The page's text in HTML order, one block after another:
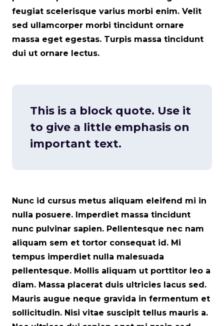
feugiat scelerisque varius morbi enim. Velit
sed ullamcorper morbi tincidunt ornare
massa eget egestas. Turpis massa tincidunt
dui ut ornare lectus.
This is a block quote. Use it
to give a little emphasis on
important text.
Nunc id cursus metus aliquam eleifend mi in
nulla posuere. Imperdiet massa tincidunt
nunc pulvinar sapien. Pellentesque nec nam
aliquam sem et tortor consequat id. Mi
tempus imperdiet nulla malesuada
pellentesque. Mollis aliquam ut porttitor leo a
diam. Massa placerat duis ultricies lacus sed.
Mauris augue neque gravida in fermentum et
sollicitudin. Nisi vitae suscipit tellus mauris a.